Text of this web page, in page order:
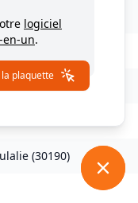
(30190)
logiciel
un.
plaquette